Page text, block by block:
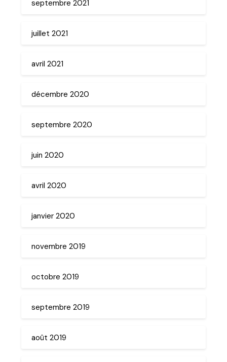
septembre 2021
juillet 2021
avril 2021
décembre 2020
septembre 2020
juin 2020
avril 2020
janvier 2020
novembre 2019
octobre 2019
septembre 2019
août 2019